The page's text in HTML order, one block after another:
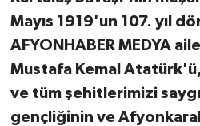
Mayıs 1919'un 107. yıl
AFYONHABER MEDYA
Mustafa Kemal Atatürk'ü,
ve tüm şehitlerimizi
gençliğinin ve